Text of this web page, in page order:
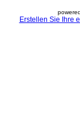
Erstellen Sie Ihre